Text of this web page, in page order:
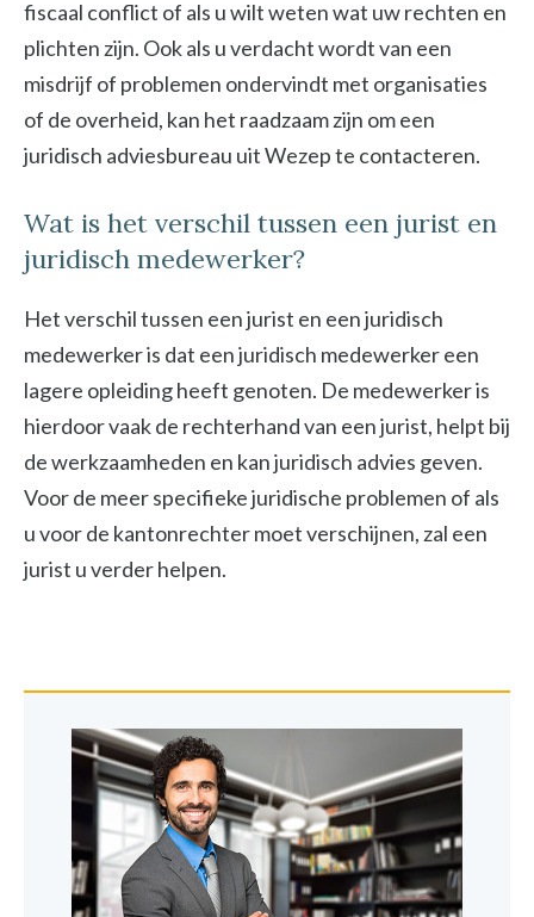
fiscaal conflict of als u wilt weten wat uw rechten en
plichten zijn. Ook als u verdacht wordt van een
misdrijf of problemen ondervindt met organisaties
of de overheid, kan het raadzaam zijn om een
juridisch adviesbureau uit Wezep te contacteren.
Wat is het verschil tussen een jurist en
juridisch medewerker?
Het verschil tussen een jurist en een juridisch
medewerker is dat een juridisch medewerker een
lagere opleiding heeft genoten. De medewerker is
hierdoor vaak de rechterhand van een jurist, helpt bij
de werkzaamheden en kan juridisch advies geven.
Voor de meer specifieke juridische problemen of als
u voor de kantonrechter moet verschijnen, zal een
jurist u verder helpen.